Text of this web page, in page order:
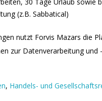
(z.B. Sabbatical)
nutzt Forvis Mazars die
zur Datenverarbeitung und
, Handels- und